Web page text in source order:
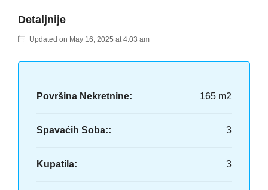
Detaljnije
Updated on May 16, 2025 at 4:03 am
Površina Nekretnine: 165 m2
Spavaćih Soba:: 3
Kupatila: 3